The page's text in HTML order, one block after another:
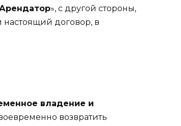
», с другой стороны,
договор, в
владение и
возвратить